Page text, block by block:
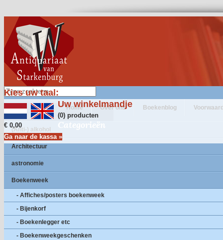
Kies uw taal:
Uw winkelmandje
(0) producten
€ 0,00
Ga naar de kassa »
Home Over ons Boekenblog
Categorieën
(Anti-) alkohol
Architectuur
astronomie
Boekenweek
- Affiches/posters boekenweek
- Bijenkorf
- Boekenlegger etc
- Boekenweekgeschenken